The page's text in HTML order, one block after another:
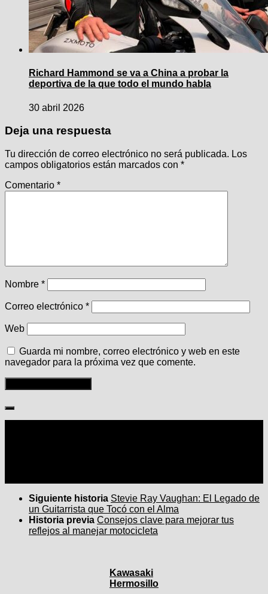
Richard Hammond se va a China a probar la
deportiva de la que todo el mundo habla
30 abril 2026
Deja una respuesta
Tu dirección de correo electrónico no será publicada. Los
campos obligatorios están marcados con *
Comentario *
Nombre *
Correo electrónico *
Web
Guarda mi nombre, correo electrónico y web en este
navegador para la próxima vez que comente.
Siguiente historia Stevie Ray Vaughan: El Legado de
un Guitarrista que Tocó con el Alma
Historia previa Consejos clave para mejorar tus
reflejos al manejar motocicleta
Kawasaki
Hermosillo